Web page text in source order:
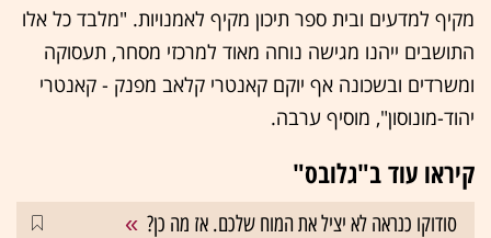
מקיף למדעים ובית ספר תיכון מקיף לאמנויות. "מלבד כל אלו
התושבים ייהנו מגישה נוחה מאוד למרכזי מסחר, תעסוקה
ומשרדים ובשכונה אף יוקם קאנטרי קלאב מפנק - קאנטרי
יהוד-מונוסון", מוסיף ערבה.
קיראו עוד ב"גלובס"
סודוקו כנראה לא יציל את המוח שלכם. אז מה כן?